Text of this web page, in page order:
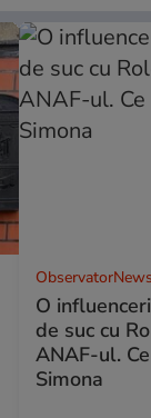
O
de suc cu
ANAF-ul.
Simona